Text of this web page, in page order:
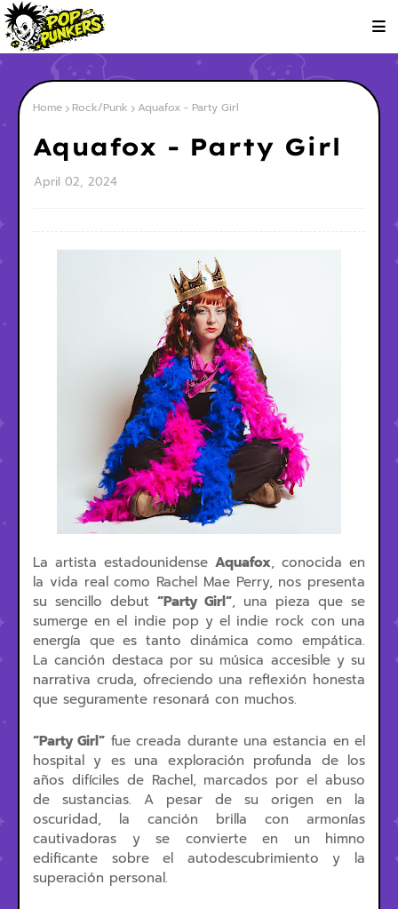
Home Rock/Punk Aquafox - Party Girl
Aquafox - Party Girl
April 02, 2024
La artista estadounidense Aquafox, conocida en
la vida real como Rachel Mae Perry, nos presenta
su sencillo debut “Party Girl”, una pieza que se
sumerge en el indie pop y el indie rock con una
energía que es tanto dinámica como empática.
La canción destaca por su música accesible y su
narrativa cruda, ofreciendo una reflexión honesta
que seguramente resonará con muchos.
“Party Girl” fue creada durante una estancia en el
hospital y es una exploración profunda de los
años difíciles de Rachel, marcados por el abuso
de sustancias. A pesar de su origen en la
oscuridad, la canción brilla con armonías
cautivadoras y se convierte en un himno
edificante sobre el autodescubrimiento y la
superación personal.